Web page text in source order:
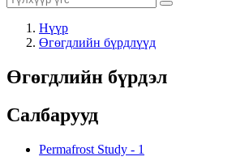
Нүүр
Өгөгдлийн бүрдлүүд
Өгөгдлийн бүрдэл
Салбарууд
Permafrost Study - 1